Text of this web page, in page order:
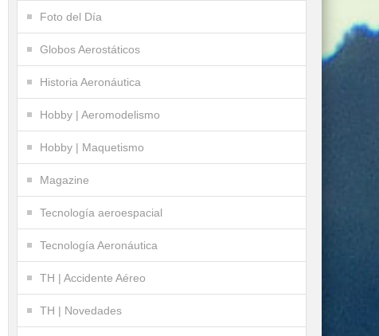
Foto del Día
Globos Aerostáticos
Historia Aeronáutica
Hobby | Aeromodelismo
Hobby | Maquetismo
Magazine
Tecnología aeroespacial
Tecnología Aeronáutica
TH | Accidente Aéreo
TH | Novedades